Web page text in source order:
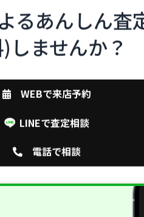
るあんしん査
しませんか？
WEBで来店予約
LINEで査定相談
電話で相談